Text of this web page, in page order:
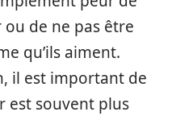
de ne pas être
qu’ils aiment.
il est important de
est souvent plus